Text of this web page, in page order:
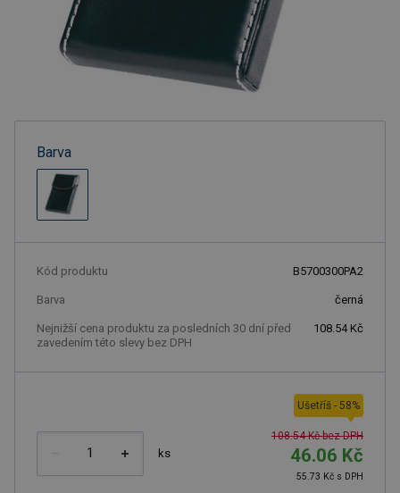
Barva
Kód produktu B5700300PA2
Barva černá
Nejnižší cena produktu za posledních 30 dní před
zavedením této slevy bez DPH
108.54 Kč
Ušetříš - 58%
ks
108.54 Kč bez DPH
46.06 Kč
55.73 Kč s DPH